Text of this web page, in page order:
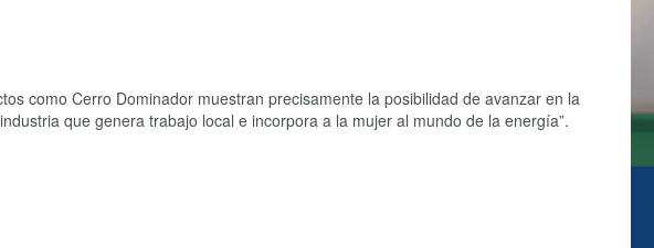
como Cerro Dominador muestran precisamente la posibilidad de avanzar en la
que genera trabajo local e incorpora a la mujer al mundo de la energía”.